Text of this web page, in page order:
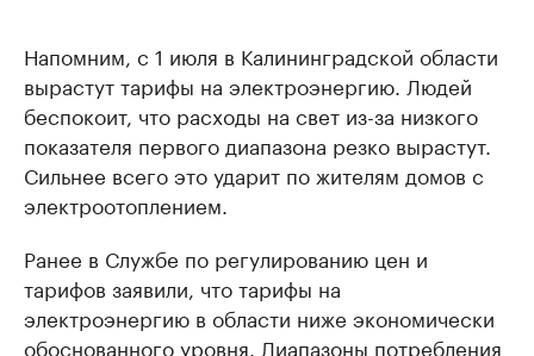
Напомним, с 1 июля в Калининградской области
вырастут тарифы на электроэнергию. Людей
беспокоит, что расходы на свет из-за низкого
показателя первого диапазона резко вырастут.
Сильнее всего это ударит по жителям домов с
электроотоплением.
Ранее в Службе по регулированию цен и
тарифов заявили, что тарифы на
электроэнергию в области ниже экономически
обоснованного уровня. Диапазоны потребления